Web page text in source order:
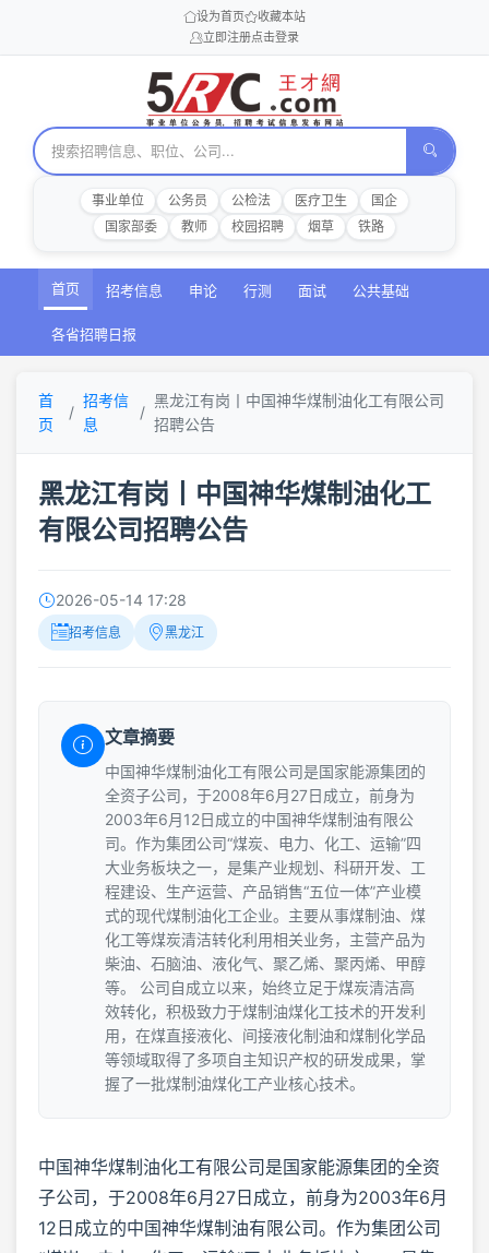
设为首页
收藏本站
立即注册点击登录
事业单位 公务员 公检法 医疗卫生
国企
国家部委
教师 校园招聘 烟草 铁路
首页 招考信息 申论 行测 面试 公共基础
各省招聘日报
首
页
招考信
息
黑龙江有岗丨中国神华煤制油化工有限公司
招聘公告
黑龙江有岗丨中国神华煤制油化工
有限公司招聘公告
2026-05-14 17:28
招考信息 黑龙江
文章摘要
中国神华煤制油化工有限公司是国家能源集团的
全资子公司，于2008年6月27日成立，前身为
2003年6月12日成立的中国神华煤制油有限公
司。作为集团公司“煤炭、电力、化工、运输”四
大业务板块之一，是集产业规划、科研开发、工
程建设、生产运营、产品销售“五位一体”产业模
式的现代煤制油化工企业。主要从事煤制油、煤
化工等煤炭清洁转化利用相关业务，主营产品为
柴油、石脑油、液化气、聚乙烯、聚丙烯、甲醇
等。 公司自成立以来，始终立足于煤炭清洁高
效转化，积极致力于煤制油煤化工技术的开发利
用，在煤直接液化、间接液化制油和煤制化学品
等领域取得了多项自主知识产权的研发成果，掌
握了一批煤制油煤化工产业核心技术。
中国神华煤制油化工有限公司是国家能源集团的全资
子公司，于2008年6月27日成立，前身为2003年6月
12日成立的中国神华煤制油有限公司。作为集团公司